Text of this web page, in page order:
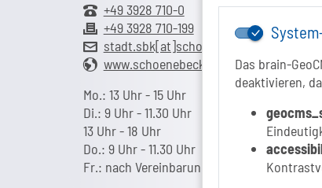
Das brain-
deaktivieren,
+49 3928 710-0
+49 3928 710-199
stadt.sbk[at]schoenebeck-elbe.de
www.schoenebeck.de
Mo.: 13 Uhr - 15 Uhr
Di.: 9 Uhr - 11.30 Uhr
13 Uhr - 18 Uhr
Do.: 9 Uhr - 11.30 Uhr
Fr.: nach Vereinbarung